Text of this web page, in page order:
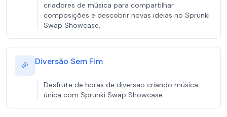
criadores de música para compartilhar
composições e descobrir novas ideias no Sprunki
Swap Showcase.
🎉 Diversão Sem Fim
Desfrute de horas de diversão criando música
única com Sprunki Swap Showcase.